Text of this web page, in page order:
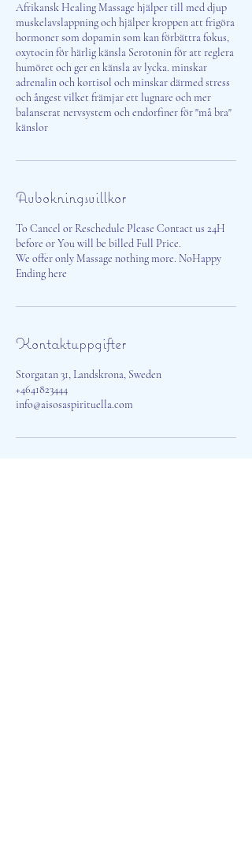
Afrikansk Healing Massage hjälper till med djup
muskelavslappning och hjälper kroppen att frigöra
hormoner som dopamin som kan förbättra fokus,
oxytocin för härlig känsla Serotonin för att reglera
humöret och ger en känsla av lycka. minskar
adrenalin och kortisol och minskar därmed stress
och ångest vilket främjar ett lugnare och mer
balanserat nervsystem och endorfiner för "må bra"
Avbokningsvillkor
To Cancel or Reschedule Please Contact us 24H
before or You will be billed Full Price.
We offer only Massage nothing more. NoHappy
Ending here
Kontaktuppgifter
Storgatan 31, Landskrona, Sweden
+4641823444
info@aisosaspirituella.com